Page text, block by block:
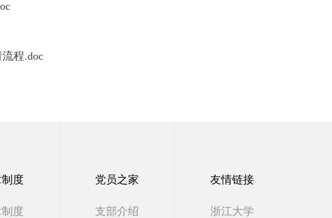
程.doc
度
度
党员之家
支部介绍
友情链接
浙江大学